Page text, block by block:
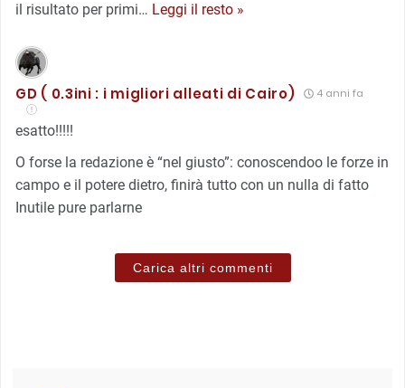
il risultato per primi… Leggi il resto »
GD ( 0.3ini : i migliori alleati di Cairo) 4 anni fa
esatto!!!!!
O forse la redazione è “nel giusto”: conoscendoo le forze in
campo e il potere dietro, finirà tutto con un nulla di fatto
Inutile pure parlarne
Carica altri commenti